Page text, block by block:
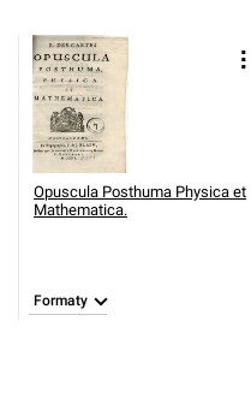
Opuscula Posthuma Physica et
Mathematica.
Formaty